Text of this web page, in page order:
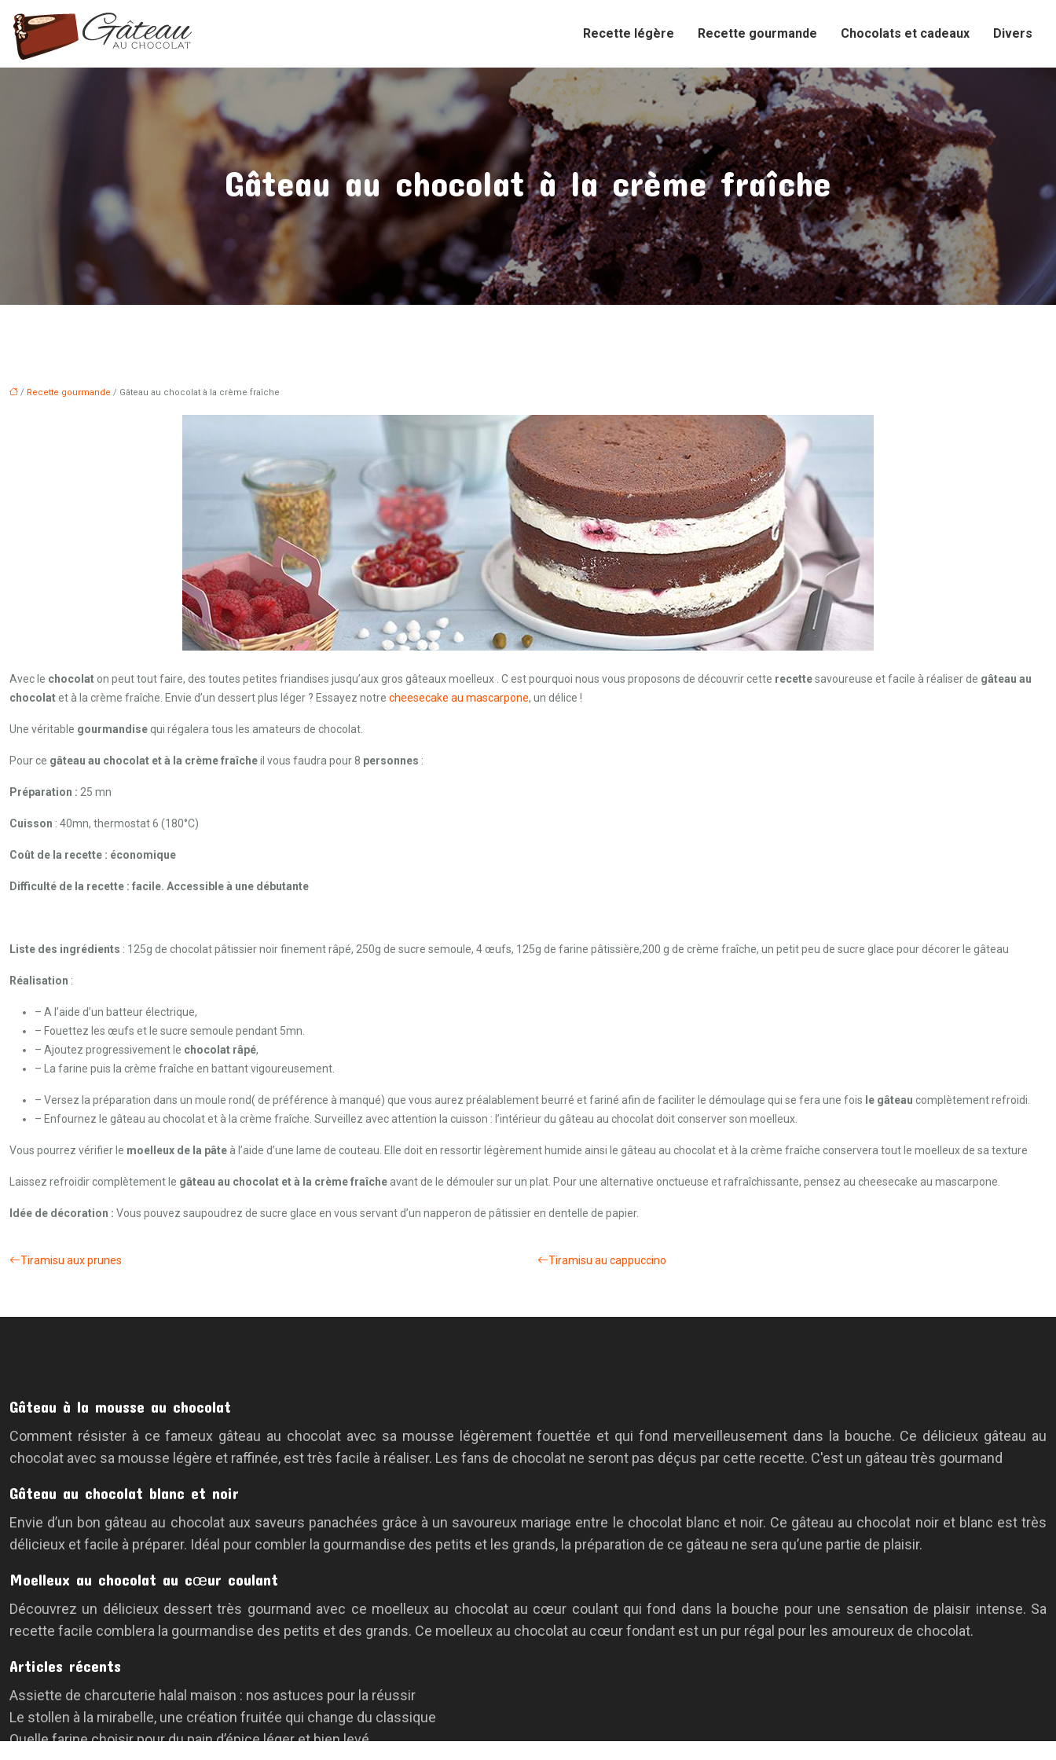
Recette légère Recette gourmande Chocolats et cadeaux Divers
Gâteau au chocolat à la crème fraîche
/ Recette gourmande / Gâteau au chocolat à la crème fraîche
Avec le chocolat on peut tout faire, des toutes petites friandises jusqu’aux gros gâteaux moelleux . C est pourquoi nous vous proposons de découvrir cette recettesavoureuse et facile à réaliser de gâteau au
chocolatet à la crème fraîche. Envie d’un dessert plus léger ? Essayez notre cheesecake au mascarpone, un délice !
Une véritable gourmandisequi régalera tous les amateurs de chocolat.
Pour ce gâteau au chocolat et à la crème fraîcheil vous faudra pour 8 personnes :
Préparation : 25 mn
Cuisson : 40mn, thermostat 6 (180°C)
Coût de la recette : économique
Difficulté de la recette : facile. Accessible à une débutante
Liste des ingrédients : 125g de chocolat pâtissier noir finement râpé, 250g de sucre semoule, 4 œufs, 125g de farine pâtissière,200 g de crème fraîche, un petit peu de sucre glace pour décorer le gâteau
Réalisation :
– A l’aide d’un batteur électrique,
– Fouettez les œufs et le sucre semoule pendant 5mn.
– Ajoutez progressivement le chocolat râpé,
– La farine puis la crème fraîche en battant vigoureusement.
– Versez la préparation dans un moule rond( de préférence à manqué) que vous aurez préalablement beurré et fariné afin de faciliter le démoulage qui se fera une fois le gâteau complètement refroidi.
– Enfournez le gâteau au chocolat et à la crème fraîche. Surveillez avec attention la cuisson : l’intérieur du gâteau au chocolat doit conserver son moelleux.
Vous pourrez vérifier le moelleux de la pâte à l’aide d’une lame de couteau. Elle doit en ressortir légèrement humide ainsi le gâteau au chocolat et à la crème fraîche conservera tout le moelleux de sa texture
Laissez refroidir complètement le gâteau au chocolat et à la crème fraîche avant de le démouler sur un plat. Pour une alternative onctueuse et rafraîchissante, pensez au cheesecake au mascarpone.
Idée de décoration : Vous pouvez saupoudrez de sucre glace en vous servant d’un napperon de pâtissier en dentelle de papier.
Tiramisu aux prunes Tiramisu au cappuccino
Gâteau à la mousse au chocolat
Comment résister à ce fameux gâteau au chocolat avec sa mousse légèrement fouettée et qui fond merveilleusement dans la bouche. Ce délicieux gâteau au
chocolat avec sa mousse légère et raffinée, est très facile à réaliser. Les fans de chocolat ne seront pas déçus par cette recette. C'est un gâteau très gourmand
Gâteau au chocolat blanc et noir
Envie d’un bon gâteau au chocolat aux saveurs panachées grâce à un savoureux mariage entre le chocolat blanc et noir. Ce gâteau au chocolat noir et blanc est très
délicieux et facile à préparer. Idéal pour combler la gourmandise des petits et les grands, la préparation de ce gâteau ne sera qu’une partie de plaisir.
Moelleux au chocolat au cœur coulant
Découvrez un délicieux dessert très gourmand avec ce moelleux au chocolat au cœur coulant qui fond dans la bouche pour une sensation de plaisir intense. Sa
recette facile comblera la gourmandise des petits et des grands. Ce moelleux au chocolat au cœur fondant est un pur régal pour les amoureux de chocolat.
Articles récents
Assiette de charcuterie halal maison : nos astuces pour la réussir
Le stollen à la mirabelle, une création fruitée qui change du classique
Quelle farine choisir pour du pain d’épice léger et bien levé